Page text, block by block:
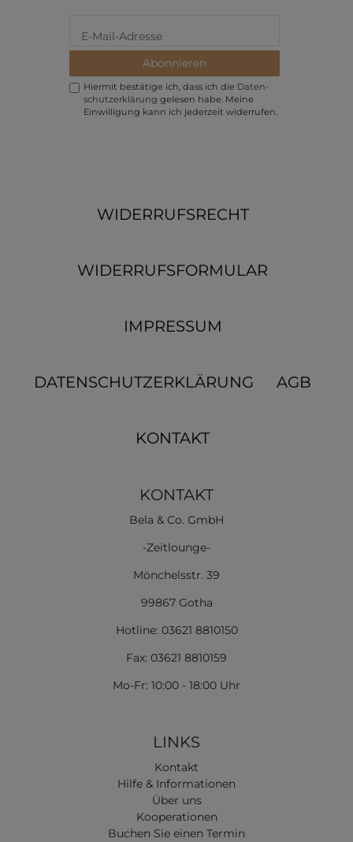
Abonnieren
Hiermit bestätige ich, dass ich die Daten­
schutz­erklärung gelesen habe. Meine
Einwilligung kann ich jederzeit widerrufen.
WIDERRUFSRECHT
WIDERRUFSFORMULAR
IMPRESSUM
DATENSCHUTZERKLÄRUNG AGB
KONTAKT
KONTAKT
Bela & Co. GmbH
-Zeitlounge-
Mönchelsstr. 39
99867 Gotha
Hotline: 03621 8810150
Fax: 03621 8810159
Mo-Fr: 10:00 - 18:00 Uhr
LINKS
Kontakt
Hilfe & Informationen
Über uns
Kooperationen
Buchen Sie einen Termin